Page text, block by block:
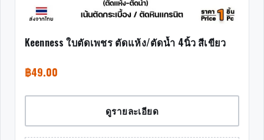
Keenness ใบตัดเพชร ตัดแห้ง/ตัดน้ำ 4นิ้ว สีเขียว
฿49.00
ดูรายละเอียด